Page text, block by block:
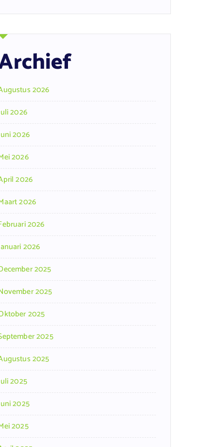
2026
2026
2026
2026
2026
2026
2026
2026
2025
2025
2025
2025
2025
2025
2025
2025